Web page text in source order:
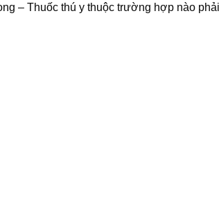
– Thuốc thú y thuộc trường hợp nào